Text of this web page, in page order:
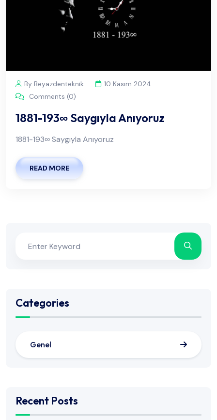
By Beyazdenteknik
10 Kasım 2024
Comments (0)
1881-193∞ Saygıyla Anıyoruz
1881-193∞ Saygıyla Anıyoruz
READ MORE
Categories
Genel
Recent Posts